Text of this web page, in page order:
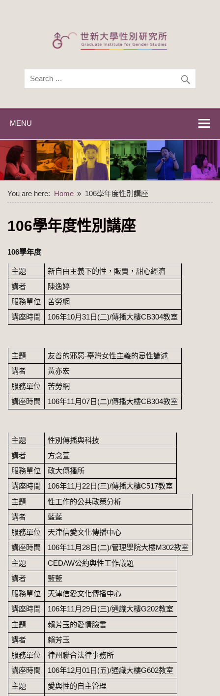
世新大學性別研
世新大學性別研究所
MENU
You are here: Home 106學年度性別講座
106學年度性別講座
106學年度
主題
新自由主義下的性，販賣，甜心經濟
講者
陳逸婷
服務單位
苦勞網
講座時間
106年10月31日(二)/傳播大樓CB304教室
主題
友善的邪惡-臺灣女性主義的忌性論述
講者
黃亦宏
服務單位
苦勞網
講座時間
106年11月07日(二)/傳播大樓CB304教室
主題
性別傳播與科技
講者
方念萱
服務單位
政大傳播所
講座時間
106年11月22日(三)/傳播大樓C517教室
主題
性工作的公共政策分析
講者
藍藍
服務單位
天津信愛文化傳播中心
講座時間
106年11月28日(二)/管理學院大樓M302教室
主題
CEDAW公約與性工作議題
講者
藍藍
服務單位
天津信愛文化傳播中心
講座時間
106年11月29日(三)/通識大樓G202教室
主題
賴芳玉的愛情臉書
講者
賴芳玉
服務單位
律州聯合法律事務所
講座時間
106年12月01日(五)/通識大樓G602教室
主題
愛與性的自主管理